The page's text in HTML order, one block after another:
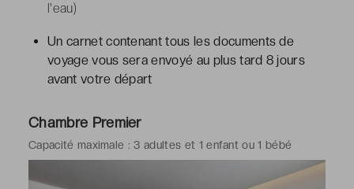
l'eau)
Un carnet contenant tous les documents de
voyage vous sera envoyé au plus tard 8 jours
avant votre départ
Chambre Premier
Capacité maximale : 3 adultes et 1 enfant ou 1 bébé